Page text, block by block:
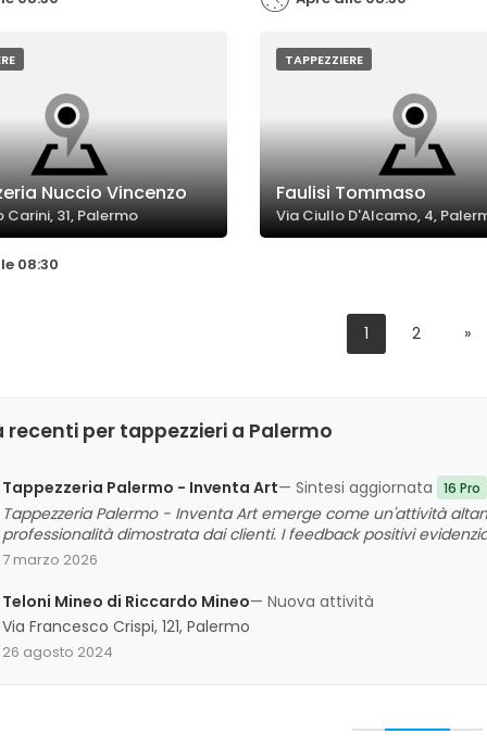
Nuccio Vincenzo
Carini, 31, Palermo
08:30
TAPPEZZIERE
Faulisi Tommaso
Via Ciullo D'Alcamo, 4,
1 2 »
recenti per tappezzieri a Palermo
Tappezzeria Palermo - Inventa Art— Sintesi aggiornata 16 Pro
Tappezzeria Palermo - Inventa Art emerge come un'attività
professionalità dimostrata dai clienti. I feedback positivi
la rapidità di realizzazione, oltre alla cordialità e serietà dello
7 marzo 2026
Teloni Mineo di Riccardo Mineo— Nuova attività
Via Francesco Crispi, 121, Palermo
26 agosto 2024